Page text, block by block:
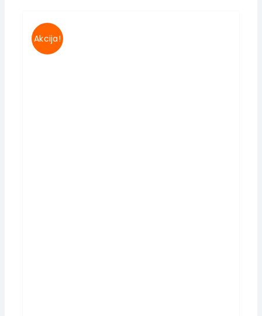
Akcija!